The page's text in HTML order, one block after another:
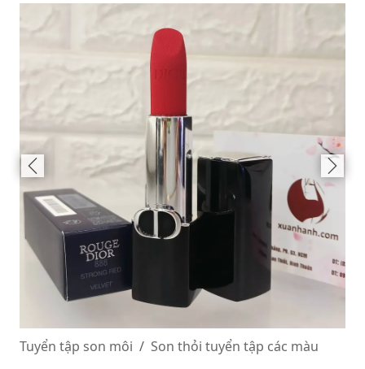
Tuyển tập son môi Son thỏi tuyển tập các màu